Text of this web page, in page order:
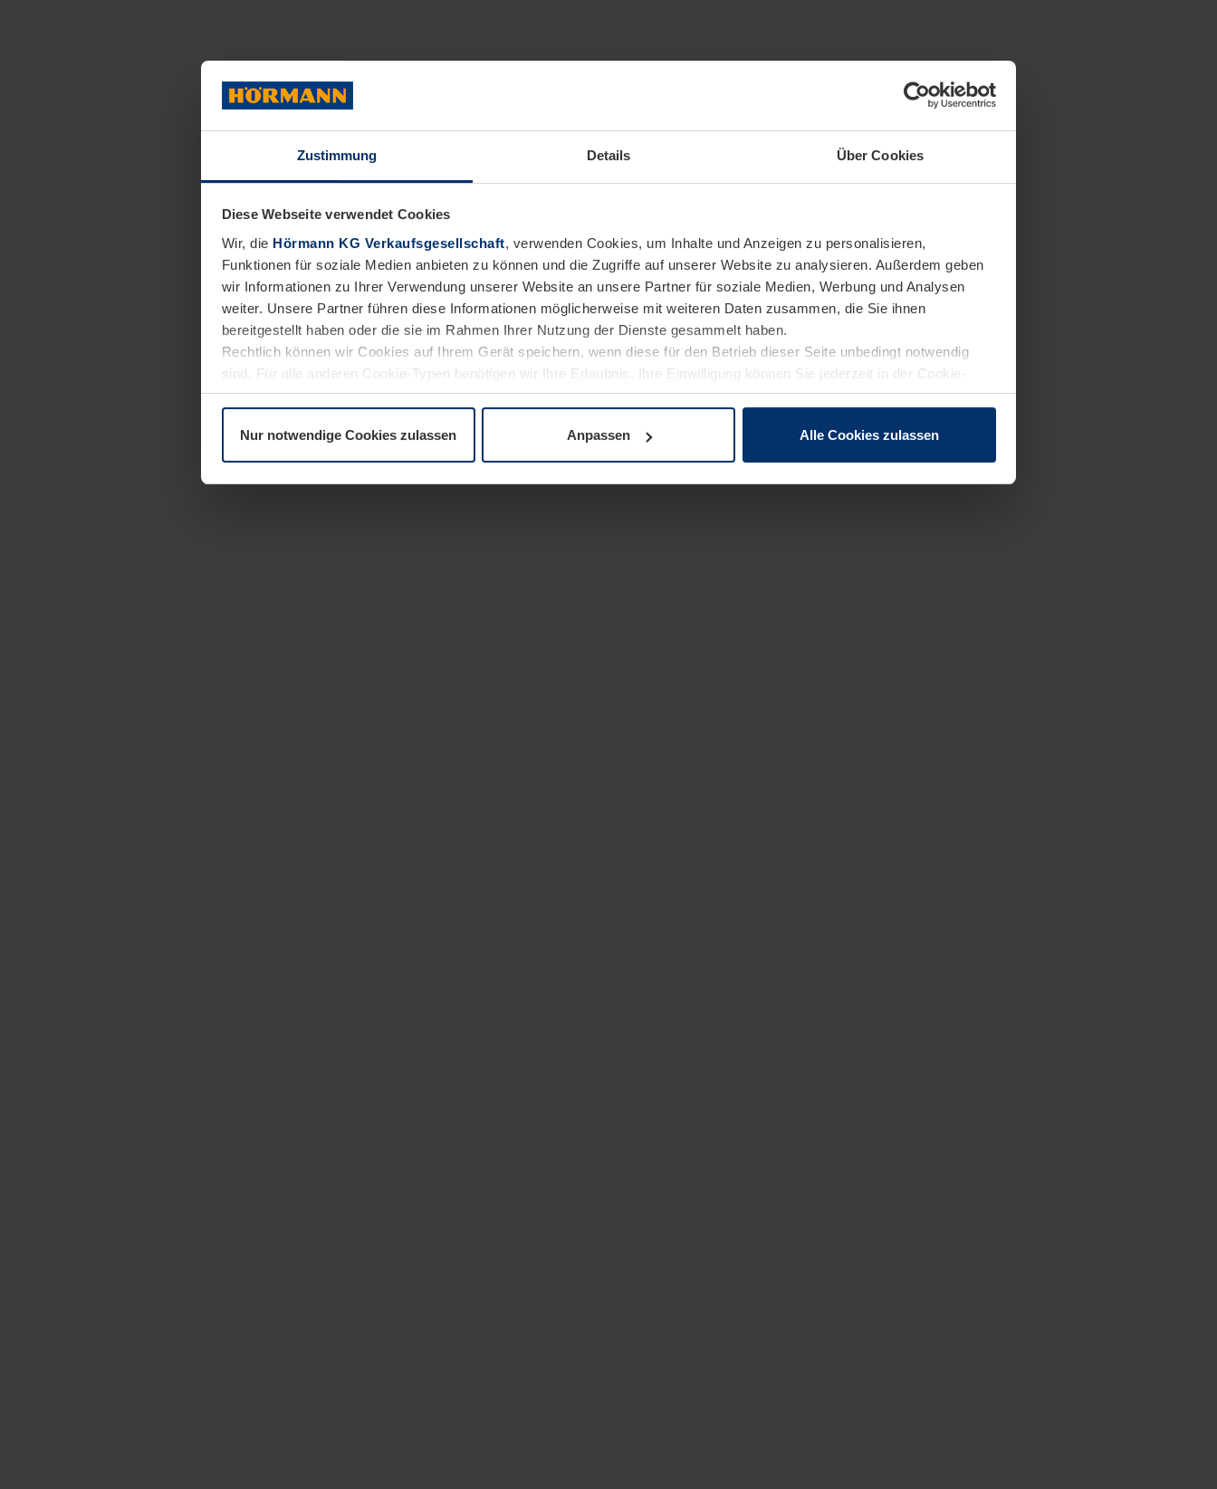
Zustimmung Details Über Cookies
Diese Webseite verwendet Cookies
Wir, die Hörmann KG Verkaufsgesellschaft, verwenden Cookies, um Inhalte und Anzeigen zu personalisieren,
Funktionen für soziale Medien anbieten zu können und die Zugriffe auf unserer Website zu analysieren. Außerdem geben
wir Informationen zu Ihrer Verwendung unserer Website an unsere Partner für soziale Medien, Werbung und Analysen
weiter. Unsere Partner führen diese Informationen möglicherweise mit weiteren Daten zusammen, die Sie ihnen
bereitgestellt haben oder die sie im Rahmen Ihrer Nutzung der Dienste gesammelt haben.
Rechtlich können wir Cookies auf Ihrem Gerät speichern, wenn diese für den Betrieb dieser Seite unbedingt notwendig
sind. Für alle anderen Cookie-Typen benötigen wir Ihre Erlaubnis. Ihre Einwilligung können Sie jederzeit in der Cookie-
Erläuterung auf der SeiteDatenschutzerklärungunserer Website ändern oder widerrufen.
Nur notwendige Cookies zulassen Anpassen Alle Cookies zulassen